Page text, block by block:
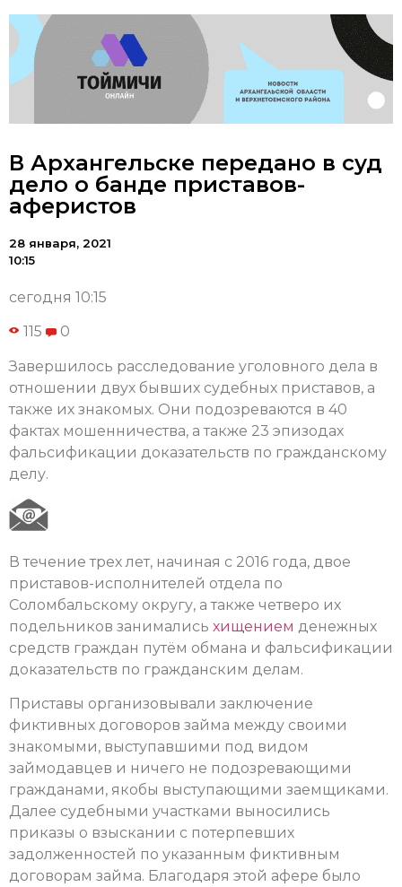
В Архангельске передано в суд
дело о банде приставов-
аферистов
28 января, 2021
10:15
сегодня 10:15
115 0
Завершилось расследование уголовного дела в
отношении двух бывших судебных приставов, а
также их знакомых. Они подозреваются в 40
фактах мошенничества, а также 23 эпизодах
фальсификации доказательств по гражданскому
делу.
В течение трех лет, начиная с 2016 года, двое
приставов-исполнителей отдела по
Соломбальскому округу, а также четверо их
подельников занимались хищением денежных
средств граждан путём обмана и фальсификации
доказательств по гражданским делам.
Приставы организовывали заключение
фиктивных договоров займа между своими
знакомыми, выступавшими под видом
займодавцев и ничего не подозревающими
гражданами, якобы выступающими заемщиками.
Далее судебными участками выносились
приказы о взыскании с потерпевших
задолженностей по указанным фиктивным
договорам займа. Благодаря этой афере было